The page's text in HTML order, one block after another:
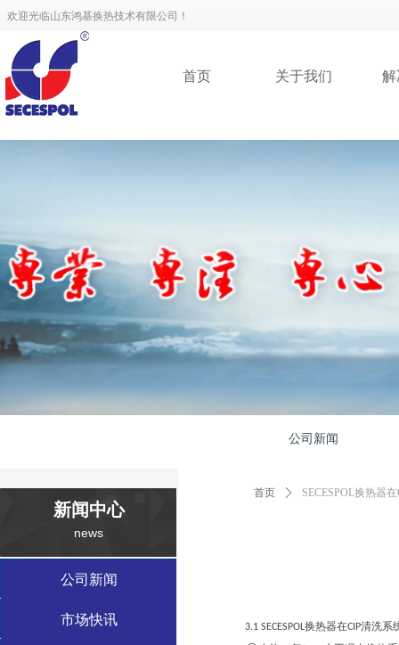
公司新闻
首页 关于我们 解
欢迎光临山东鸿基换热技术有限公司！
首页 ꄲ SECESPOL换热器
3.1 SECESPOL换热器在CIP清洗
工业应用案例
数据中心案例
公司新闻
市场快讯
新闻中心
news